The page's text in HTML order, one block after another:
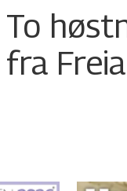
To
fra Freia